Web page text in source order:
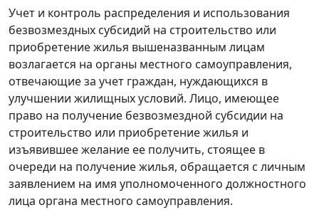
Учет и контроль распределения и использования
безвозмездных субсидий на строительство или
приобретение жилья вышеназванным лицам
возлагается на органы местного самоуправления,
отвечающие за учет граждан, нуждающихся в
улучшении жилищных условий. Лицо, имеющее
право на получение безвозмездной субсидии на
строительство или приобретение жилья и
изъявившее желание ее получить, стоящее в
очереди на получение жилья, обращается с личным
заявлением на имя уполномоченного должностного
лица органа местного самоуправления.